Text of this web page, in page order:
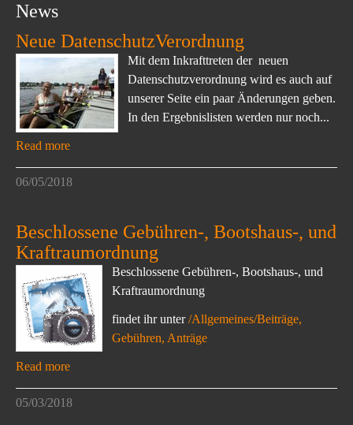
News
Neue DatenschutzVerordnung
Mit dem Inkrafttreten der neuen
Datenschutzverordnung wird es auch auf
unserer Seite ein paar Änderungen geben.
In den Ergebnislisten werden nur noch...
Read more
06/05/2018
Beschlossene Gebühren-, Bootshaus-, und
Kraftraumordnung
Beschlossene Gebühren-, Bootshaus-, und
Kraftraumordnung
findet ihr unter/Allgemeines/Beiträge,
Gebühren, Anträge
Read more
05/03/2018